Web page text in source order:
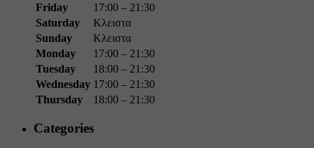
Friday
17:00 – 21:30
Saturday
Κλειστα
Sunday
Κλειστα
Monday
17:00 – 21:30
Tuesday
18:00 – 21:30
Wednesday 17:00 – 21:30
Thursday
18:00 – 21:30
Categories